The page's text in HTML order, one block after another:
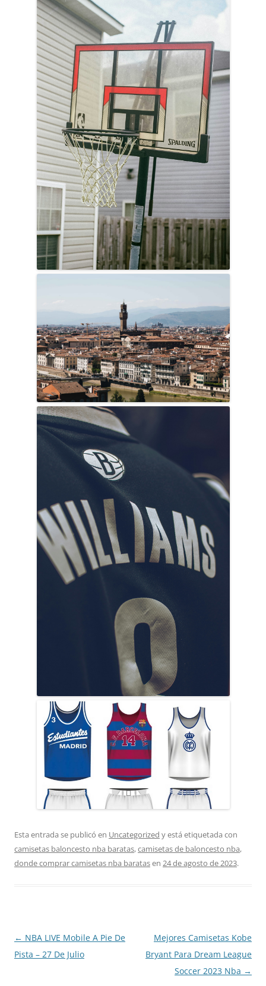
Esta entrada se publicó en Uncategorized y está etiquetada con
camisetas baloncesto nba baratas,camisetas de baloncesto nba,
donde comprar camisetas nba baratasen 24 de agosto de 2023.
Navegación
de
← NBA LIVE Mobile A Pie De
Pista – 27 De Julio
Mejores Camisetas Kobe
Bryant Para Dream League
Soccer 2023 Nba →